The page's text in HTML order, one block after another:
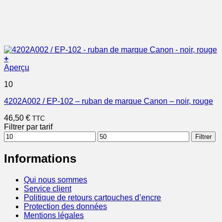
+
Aperçu
10
4202A002 / EP-102 – ruban de marque Canon – noir, rouge
46,50 € TTC
Filtrer par tarif
Prix
min
Prix
max
Filtrer
Informations
Qui nous sommes
Service client
Politique de retours cartouches d’encre
Protection des données
Mentions légales